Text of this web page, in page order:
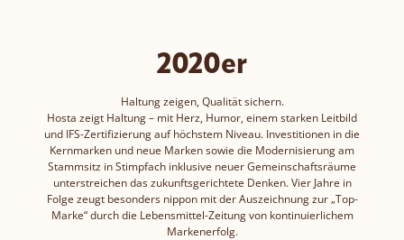
2020er
Haltung zeigen, Qualität sichern.
Hosta zeigt Haltung – mit Herz, Humor, einem starken Leitbild
und IFS-Zertifizierung auf höchstem Niveau. Investitionen in die
Kernmarken und neue Marken sowie die Modernisierung am
Stammsitz in Stimpfach inklusive neuer Gemeinschaftsräume
unterstreichen das zukunftsgerichtete Denken. Vier Jahre in
Folge zeugt besonders nippon mit der Auszeichnung zur „Top-
Marke“ durch die Lebensmittel-Zeitung von kontinuierlichem
Markenerfolg.